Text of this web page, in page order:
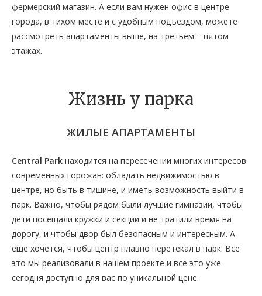
фермерский магазин. А если вам нужен офис в центре
города, в тихом месте и с удобным подъездом, можете
рассмотреть апартаменты выше, на третьем – пятом
этажах.
Жизнь у парка
ЖИЛЫЕ АПАРТАМЕНТЫ
Central Park находится на пересечении многих интересов
современных горожан: обладать недвижимостью в
центре, но быть в тишине, и иметь возможность выйти в
парк. Важно, чтобы рядом были лучшие гимназии, чтобы
дети посещали кружки и секции и не тратили время на
дорогу, и чтобы двор был безопасным и интересным. А
еще хочется, чтобы центр плавно перетекал в парк. Все
это мы реализовали в нашем проекте и все это уже
сегодня доступно для вас по уникальной цене.